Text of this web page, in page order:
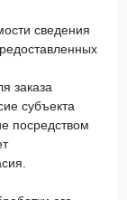
сведения
заказа
субъекта
посредством